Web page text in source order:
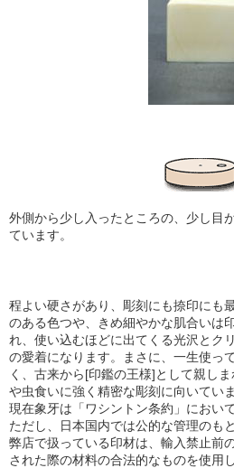
外側から少し入ったところの、少し目
ています。
程よい硬さがあり、彫刻にも捺印にも
のある色つや、きめ細やかな肌合いは
れ、使い込むほどに出てくる光沢とク
の愛着になります。まさに、一生使っ
く、古来から[印鑑の王様]として親し
や虫食いに強く精密な彫刻に向いていま
現在象牙は「ワシントン条約」におい
ただし、日本国内では公的な管理のも
弊店で扱っている印材は、輸入禁止前
された際の材料の合法的なものを使用